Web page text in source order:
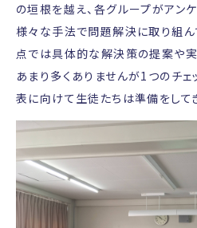
の垣根を越え、各グループがアン
様々な手法で問題解決に取り組ん
点では具体的な解決策の提案や
あまり多くありませんが1つのチェ
表に向けて生徒たちは準備をして